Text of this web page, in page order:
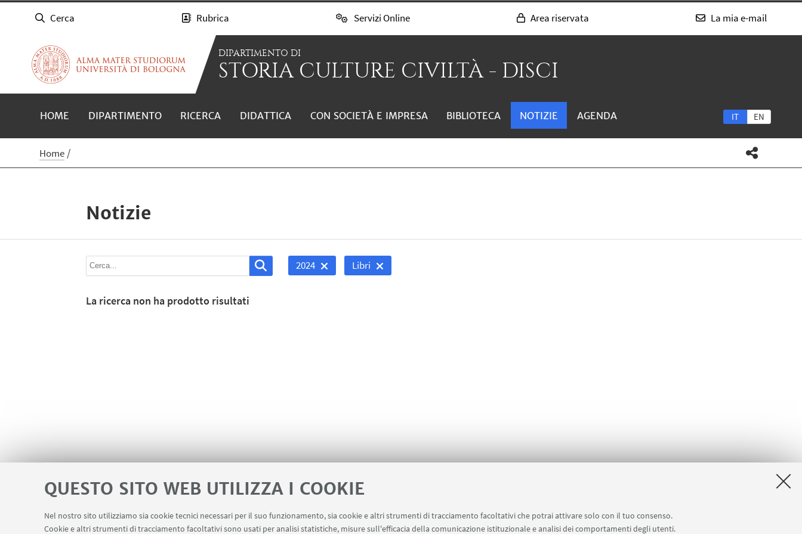
QUESTO SITO WEB UTILIZZA I COOKIE
Nel nostro sito utilizziamo sia cookie tecnici necessari per il suo funzionamento, sia cookie e altri strumenti di tracciamento facoltativi che potrai attivare solo con il tuo consenso.
Cookie e altri strumenti di tracciamento facoltativi sono usati per analisi statistiche, misure sull'efficacia della comunicazione istituzionale e analisi dei comportamenti degli utenti.
Cerca Rubrica Servizi Online Area riservata La mia e-mail
DIPARTIMENTO DI
STORIA CULTURE CIVILTÀ - DISCI
IT EN
HOME DIPARTIMENTO RICERCA DIDATTICA CON SOCIETÀ E IMPRESA BIBLIOTECA NOTIZIE AGENDA
Home
Notizie
2024 Libri
La ricerca non ha prodotto risultati
LINK UTILI Area riservata Contatti Carta dei servizi